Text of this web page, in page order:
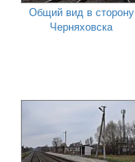
Общий вид в сторону
Черняховска